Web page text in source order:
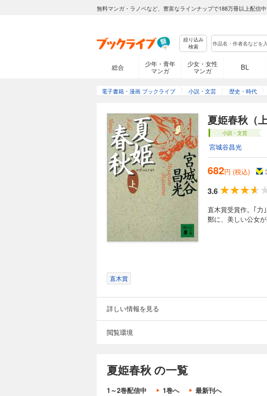
無料マンガ・ラノベなど、豊富なラインナップで188万冊以上配信中
絞り込み
検索
総合
少年・青年
マンガ
少女・女性
マンガ
BL
電子書籍・漫画 ブックライブ 小説・文芸 歴史・時代
夏姫春秋（上
小説・文芸
宮城谷昌光
682円 (税込)
3.6
直木賞受賞作。｢力
鄭に、美しい公女が
直木賞
詳しい情報を見る
閲覧環境
夏姫春秋 の一覧
1～2巻配信中 1巻へ 最新刊へ